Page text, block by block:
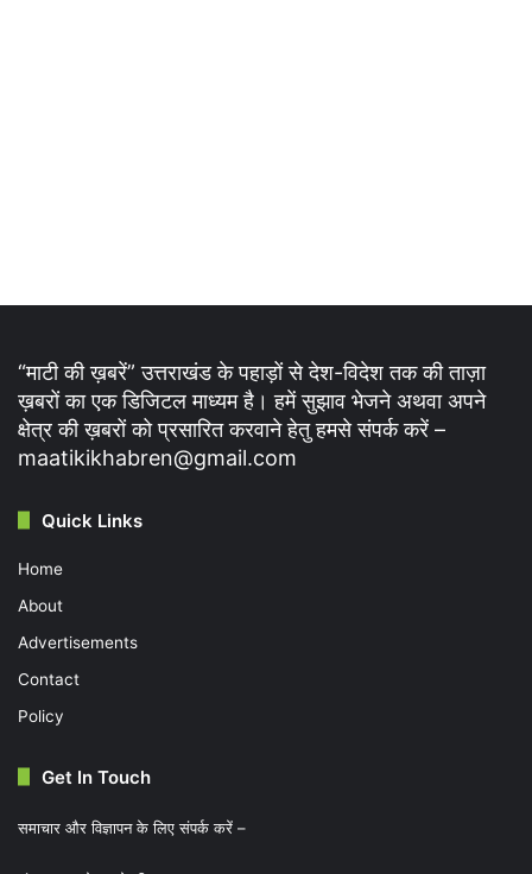
“माटी की ख़बरें” उत्तराखंड के पहाड़ों से देश-विदेश तक की ताज़ा
ख़बरों का एक डिजिटल माध्यम है। हमें सुझाव भेजने अथवा अपने
क्षेत्र की ख़बरों को प्रसारित करवाने हेतु हमसे संपर्क करें –
maatikikhabren@gmail.com
Quick Links
Home
About
Advertisements
Contact
Policy
Get In Touch
समाचार और विज्ञापन के लिए संपर्क करें –